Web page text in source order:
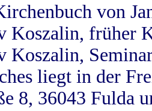
von
Koszalin, früher
Koszalin,
liegt in der
8, 36043 Fulda